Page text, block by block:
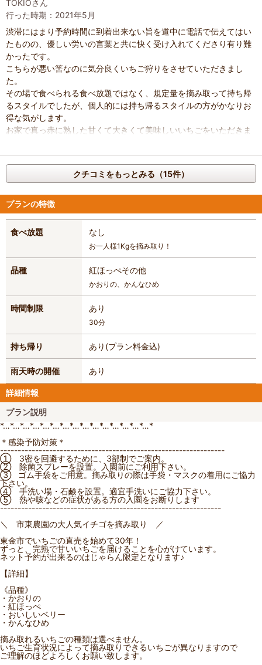
TOKIOさん
行った時期：2021年5月
渋滞にはまり予約時間に到着出来ない旨を道中に電話で伝えてはい
たものの、優しい労いの言葉と共に快く受け入れてくださり有り難
かったです。
こちらが悪い筈なのに気分良くいちご狩りをさせていただきまし
た。
その場で食べられる食べ放題ではなく、規定量を摘み取って持ち帰
るスタイルでしたが、個人的には持ち帰るスタイルの方がかなりお
得な気がします。
お家で真っ赤に熟した甘くて大きくて美味しいいちごをいただきま
社長さんの人柄はじめ、いちごの美味しさ、雰囲気、料金、ほぼ全
てが良かったです。
ただ、ハウスの場所が非常にわかりにくいので注意なのと、簡易式
また来年もリピートで行きたいと思います。
クチコミをもっとみる（15件）
プランの特徴
食べ放題 なし
お一人様1Kgを摘み取り！
品種 紅ほっぺその他
かおりの、かんなひめ
時間制限 あり
30分
持ち帰り あり(プラン料金込)
雨天時の開催 あり
詳細情報
プラン説明
*…*…*…*…*…*…*…*…*…*…*…*…*…*…*…*
＊感染予防対策＊
----------------------------------------------------------------
① 3密を回避するために、3部制でご案内。
② 除菌スプレーを設置。入園前にご利用下さい。
③ ゴム手袋をご用意。摘み取りの際は手袋・マスクの着用にご協力
下さい。
④ 手洗い場・石鹸を設置。適宜手洗いにご協力下さい。
⑤ 熱や咳などの症状がある方の入園をお断りします
---------------------------------------------------------------
＼ 市東農園の大人気イチゴを摘み取り ／
東金市でいちごの直売を始めて30年！
ずっと、完熟で甘いいちごを届けることを心がけています。
ネット予約が出来るのはじゃらん限定となります♪
【詳細】
《品種》
・かおりの
・紅ほっぺ
・おいしいベリー
・かんなひめ
摘み取れるいちごの種類は選べません。
いちご生育状況によって摘み取りできるいちごが異なりますので
ご理解のほどよろしくお願い致します。